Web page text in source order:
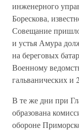
инженерного
Борескова,
Совещание
и устья Амура
на береговых
Военному
гальванических и
В те же дни при
образована
обороне